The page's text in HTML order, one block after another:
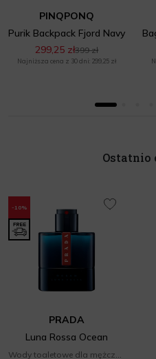
PINQPONQ
Purik Backpack Fjord Navy
299,25 zł399 zł
Najniższa cena z 30 dni: 299,25 zł
Ostatnio
-10%
PRADA
Luna Rossa Ocean